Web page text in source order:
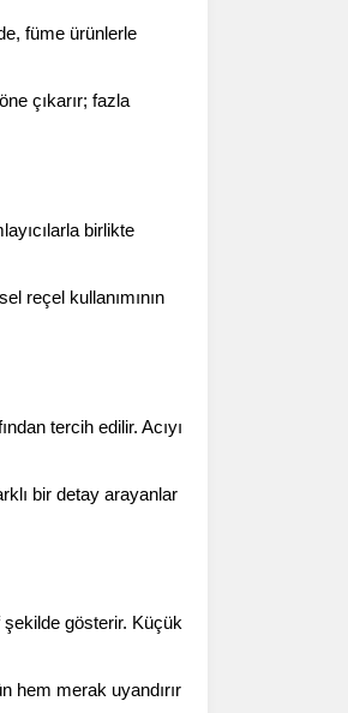
füme ürünlerle
çıkarır; fazla
birlikte
reçel kullanımının
tercih edilir. Acıyı
bir detay arayanlar
şekilde gösterir. Küçük
hem merak uyandırır